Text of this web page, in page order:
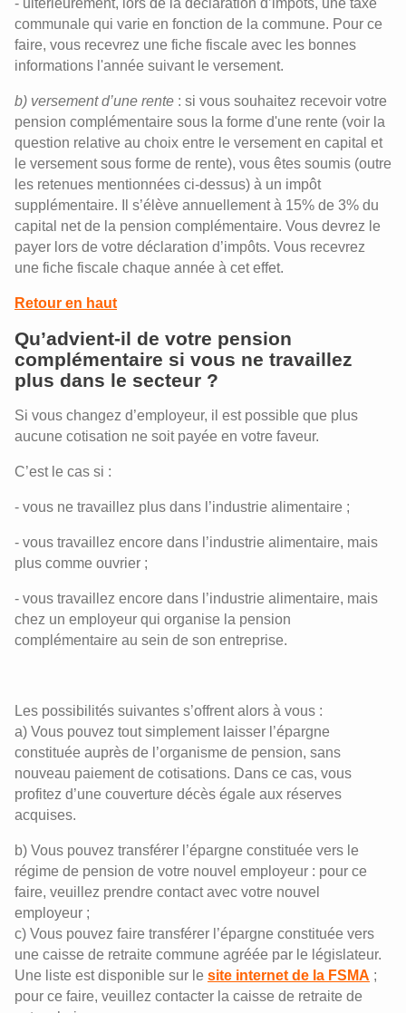
- ultérieurement, lors de la déclaration d’impôts, une taxe
communale qui varie en fonction de la commune. Pour ce
faire, vous recevrez une fiche fiscale avec les bonnes
informations l'année suivant le versement.
b) versement d’une rente : si vous souhaitez recevoir votre
pension complémentaire sous la forme d'une rente (voir la
question relative au choix entre le versement en capital et
le versement sous forme de rente), vous êtes soumis (outre
les retenues mentionnées ci-dessus) à un impôt
supplémentaire. Il s’élève annuellement à 15% de 3% du
capital net de la pension complémentaire. Vous devrez le
payer lors de votre déclaration d’impôts. Vous recevrez
une fiche fiscale chaque année à cet effet.
Retour en haut
Qu’advient-il de votre pension
complémentaire si vous ne travaillez
plus dans le secteur ?
Si vous changez d’employeur, il est possible que plus
aucune cotisation ne soit payée en votre faveur.
C’est le cas si :
- vous ne travaillez plus dans l’industrie alimentaire ;
- vous travaillez encore dans l’industrie alimentaire, mais
plus comme ouvrier ;
- vous travaillez encore dans l’industrie alimentaire, mais
chez un employeur qui organise la pension
complémentaire au sein de son entreprise.
Les possibilités suivantes s’offrent alors à vous :
a) Vous pouvez tout simplement laisser l’épargne
constituée auprès de l’organisme de pension, sans
nouveau paiement de cotisations. Dans ce cas, vous
profitez d’une couverture décès égale aux réserves
acquises.
b) Vous pouvez transférer l’épargne constituée vers le
régime de pension de votre nouvel employeur : pour ce
faire, veuillez prendre contact avec votre nouvel
employeur ;
c) Vous pouvez faire transférer l’épargne constituée vers
une caisse de retraite commune agréée par le législateur.
Une liste est disponible sur le site internet de la FSMA ;
pour ce faire, veuillez contacter la caisse de retraite de